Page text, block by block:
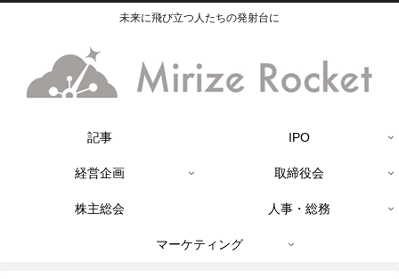
未来に飛び立つ人たちの発射台に
記事 IPO
経営企画 取締役会
株主総会 人事・総務
マーケティング